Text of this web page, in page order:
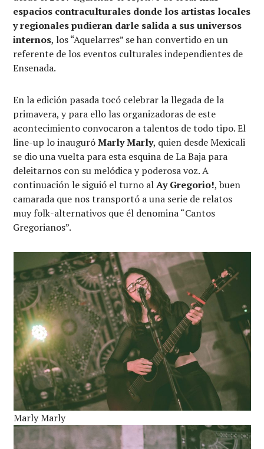
espacios contraculturales donde los artistas locales
y regionales pudieran darle salida a sus universos
internos, los “Aquelarres” se han convertido en un
referente de los eventos culturales independientes de
Ensenada.
En la edición pasada tocó celebrar la llegada de la
primavera, y para ello las organizadoras de este
acontecimiento convocaron a talentos de todo tipo. El
line-up lo inauguróMarly Marly, quien desde Mexicali
se dio una vuelta para esta esquina de La Baja para
deleitarnos con su melódica y poderosa voz. A
continuación le siguió el turno alAy Gregorio!, buen
camarada que nos transportó a una serie de relatos
muy folk-alternativos que él denomina “Cantos
Gregorianos”.
Marly Marly